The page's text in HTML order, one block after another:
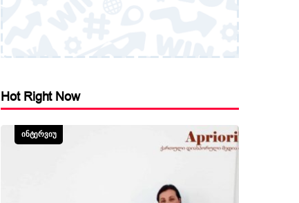
Hot Right Now
ᲘᲜᲢᲔᲠᲕᲘᲣ